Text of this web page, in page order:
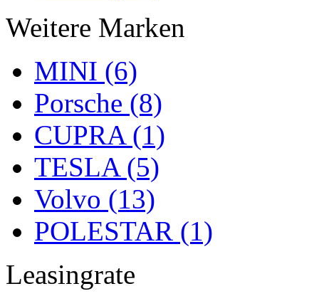
Weitere Marken
MINI (6)
Porsche (8)
CUPRA (1)
TESLA (5)
Volvo (13)
POLESTAR (1)
Leasingrate